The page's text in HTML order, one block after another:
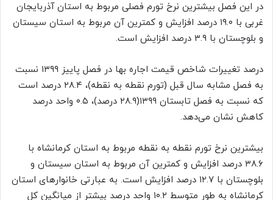
در این فصل بیشترین نرخ تورم فصلی مربوط به استان آذربایجان
غربی با ١٩.٠ درصد افزایش و کمترین آن مربوط به استان سیستان
و بلوچستان با ٣.٩ درصد افزایش است.
درصد تغییرات شاخص قیمت اجاره بها در فصل پاییز ١٣٩٩ نسبت
به فصل مشابه سال قبل (تورم نقطه به نقطه)، ٢٨.٤ درصد است
که نسبت به فصل تابستان ١٣٩٩(٢٨.٩ درصد)، ٠.٥ واحد درصد
کاهش نشان می‌دهد.
بیشترین نرخ تورم نقطه به نقطه مربوط به استان کرمانشاه با
٣٨.٦ درصد افزایش و کمترین آن مربوط به استان سیستان و
بلوچستان با ١٢.٧ درصد افزایش است. به عبارتی خانوارهای استان
کرمانشاه به طور متوسط ١٠.٢ واحد درصد بیشتر از میانگین کل